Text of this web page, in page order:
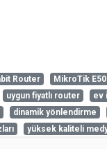
İlk soruyu
Router MikroTik
uygun fiyatlı router ev
dinamik yönlendirme
yüksek kaliteli